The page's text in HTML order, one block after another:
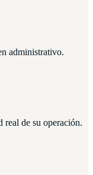
administrativo.
real de su operación.